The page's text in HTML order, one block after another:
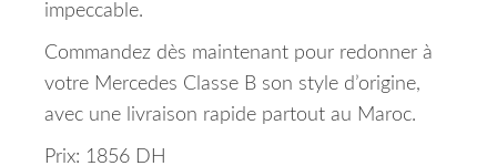
impeccable.
Commandez dès maintenant pour redonner à
votre Mercedes Classe B son style d’origine,
avec une livraison rapide partout au Maroc.
Prix: 1856 DH